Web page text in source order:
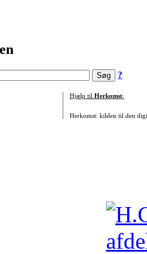
?
Hjælp til Herkomst:
Herkomst: kilden til den